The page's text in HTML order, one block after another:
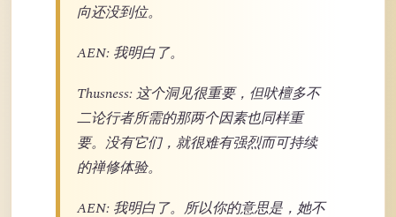
向还没到位。
AEN: 我明白了。
Thusness: 这个洞见很重要，但吠檀多不
二论行者所需的那两个因素也同样重
要。没有它们，就很难有强烈而可持续
的禅修体验。
AEN: 我明白了。所以你的意思是，她不